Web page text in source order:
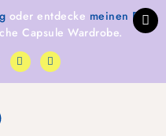
oder entdecke meinen E-
Capsule Wardrobe.